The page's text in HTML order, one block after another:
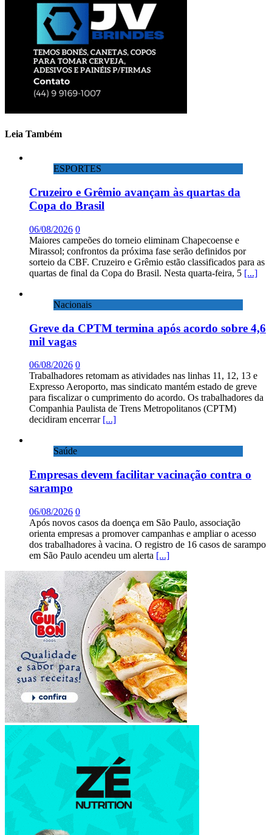
Leia Também
ESPORTES
Cruzeiro e Grêmio avançam às quartas da
Copa do Brasil
06/08/2026 0
Maiores campeões do torneio eliminam Chapecoense e
Mirassol; confrontos da próxima fase serão definidos por
sorteio da CBF. Cruzeiro e Grêmio estão classificados para as
quartas de final da Copa do Brasil. Nesta quarta-feira, 5 [...]
Nacionais
Greve da CPTM termina após acordo sobre 4,6
mil vagas
06/08/2026 0
Trabalhadores retomam as atividades nas linhas 11, 12, 13 e
Expresso Aeroporto, mas sindicato mantém estado de greve
para fiscalizar o cumprimento do acordo. Os trabalhadores da
Companhia Paulista de Trens Metropolitanos (CPTM)
decidiram encerrar [...]
Saúde
Empresas devem facilitar vacinação contra o
sarampo
06/08/2026 0
Após novos casos da doença em São Paulo, associação
orienta empresas a promover campanhas e ampliar o acesso
dos trabalhadores à vacina. O registro de 16 casos de sarampo
em São Paulo acendeu um alerta [...]